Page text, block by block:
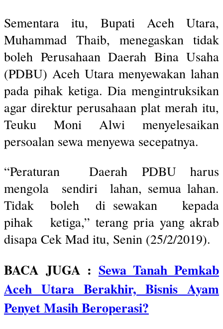
Sementara itu, Bupati Aceh Utara,
Muhammad Thaib, menegaskan tidak
boleh Perusahaan Daerah Bina Usaha
(PDBU) Aceh Utara menyewakan lahan
pada pihak ketiga. Dia mengintruksikan
agar direktur perusahaan plat merah itu,
Teuku Moni Alwi menyelesaikan
persoalan sewa menyewa secepatnya.
“Peraturan Daerah PDBU harus
mengola sendiri lahan, semua lahan.
Tidak boleh di sewakan kepada
pihak ketiga,” terang pria yang akrab
disapa Cek Mad itu, Senin (25/2/2019).
BACA JUGA : Sewa Tanah Pemkab
Aceh Utara Berakhir, Bisnis Ayam
Penyet Masih Beroperasi?